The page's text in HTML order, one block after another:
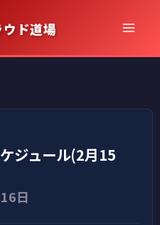
ド道場
ジュール(2月15
日